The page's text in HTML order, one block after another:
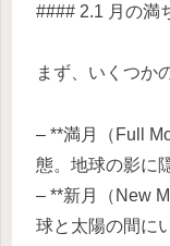
#### 2.1 月の満
まず、いくつか
– **満月（Full
態。地球の影に
– **新月（New
球と太陽の間に